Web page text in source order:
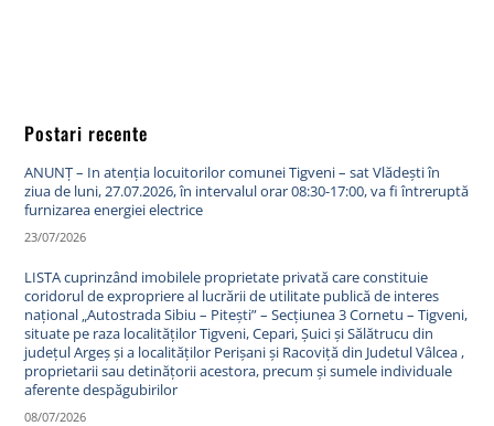
Postari recente
ANUNȚ – In atenția locuitorilor comunei Tigveni – sat Vlădești în
ziua de luni, 27.07.2026, în intervalul orar 08:30-17:00, va fi întreruptă
furnizarea energiei electrice
23/07/2026
LISTA cuprinzând imobilele proprietate privată care constituie
coridorul de expropriere al lucrării de utilitate publică de interes
național „Autostrada Sibiu – Pitești” – Secțiunea 3 Cornetu – Tigveni,
situate pe raza localităților Tigveni, Cepari, Șuici și Sălătrucu din
județul Argeș și a localităților Perișani și Racoviță din Judetul Vâlcea ,
proprietarii sau detinățorii acestora, precum și sumele individuale
aferente despăgubirilor
08/07/2026